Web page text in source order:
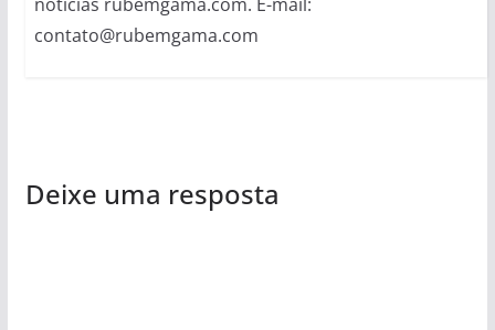
contato@rubemgama.com
Deixe uma resposta